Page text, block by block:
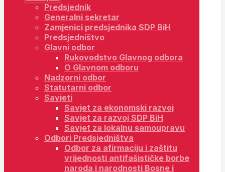
Predsjednik
Generalni sekretar
Zamjenici predsjednika SDP BiH
Predsjedništvo
Glavni odbor
Rukovodstvo Glavnog odbora
O Glavnom odboru
Nadzorni odbor
Statutarni odbor
Savjeti
Savjet za ekonomski razvoj
Savjet za razvoj SDP BiH
Savjet za lokalnu samoupravu
Odbori Predsjedništva
Odbor za afirmaciju i zaštitu
vrijednosti antifašističke borbe
naroda i narodnosti Bosne i